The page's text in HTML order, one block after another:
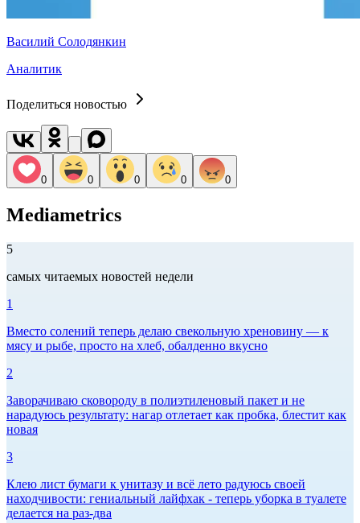
Василий Солодянкин
Аналитик
Поделиться новостью
0 0 0 0 0
Mediametrics
5
самых читаемых новостей недели
1
Вместо солений теперь делаю свекольную хреновину — к
мясу и рыбе, просто на хлеб, обалденно вкусно
2
Заворачиваю сковороду в полиэтиленовый пакет и не
нарадуюсь результату: нагар отлетает как пробка, блестит как
новая
3
Клею лист бумаги к унитазу и всё лето радуюсь своей
находчивости: гениальный лайфхак - теперь уборка в туалете
делается на раз-два